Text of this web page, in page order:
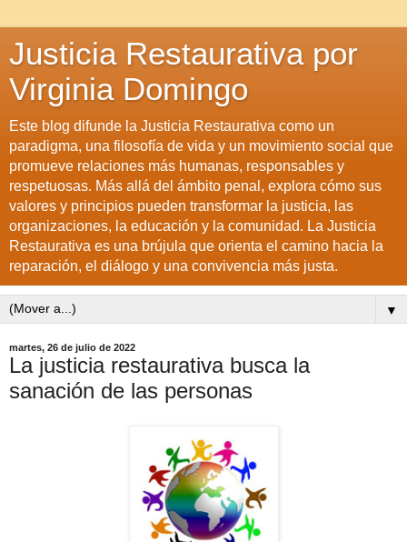
Justicia Restaurativa por
Virginia Domingo
Este blog difunde la Justicia Restaurativa como un
paradigma, una filosofía de vida y un movimiento social que
promueve relaciones más humanas, responsables y
respetuosas. Más allá del ámbito penal, explora cómo sus
valores y principios pueden transformar la justicia, las
organizaciones, la educación y la comunidad. La Justicia
Restaurativa es una brújula que orienta el camino hacia la
reparación, el diálogo y una convivencia más justa.
▼
martes, 26 de julio de 2022
La justicia restaurativa busca la
sanación de las personas